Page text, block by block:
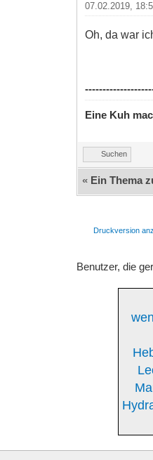
07.02.2019,
Oh, da war
Eine Kuh
Suchen
« Ein Thema
Druckversion
Benutzer, die